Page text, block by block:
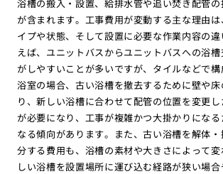
浴槽の搬入・設置、給排水管や追い焚き配管
が含まれます。工事費用が変動する主な理由
イプや状態、そして設置に必要な作業内容の
えば、ユニットバスからユニットバスへの浴
がしやすいことが多いですが、タイルなどで
浴室の場合、古い浴槽を撤去するために壁や
り、新しい浴槽に合わせて配管の位置を変更
が必要になり、工事が複雑かつ大掛かりになる
なる傾向があります。また、古い浴槽を解体
分する費用も、浴槽の素材や大きさによって
しい浴槽を設置場所に運び込む経路が狭い場